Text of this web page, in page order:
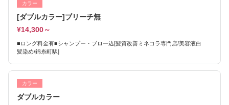
カラー
[ダブルカラー]ブリーチ無
¥14,300～
■ロング料金有■シャンプー・ブロー込[髪質改善ミネコラ専門店/美容液白
髪染め/錦糸町駅]
カラー
ダブルカラー